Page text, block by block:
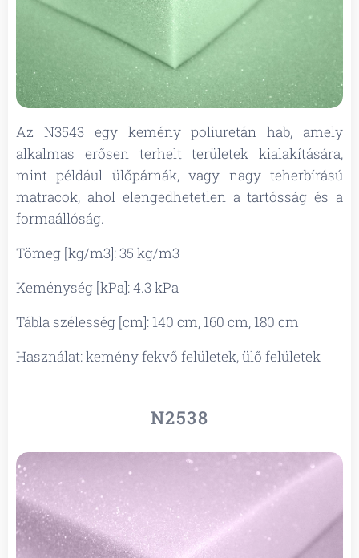
Az N3543 egy kemény poliuretán hab, amely
alkalmas erősen terhelt területek kialakítására,
mint például ülőpárnák, vagy nagy teherbírású
matracok, ahol elengedhetetlen a tartósság és a
formaállóság.
Tömeg [kg/m3]: 35 kg/m3
Keménység [kPa]: 4.3 kPa
Tábla szélesség [cm]: 140 cm, 160 cm, 180 cm
Használat: kemény fekvő felületek, ülő felületek
N2538